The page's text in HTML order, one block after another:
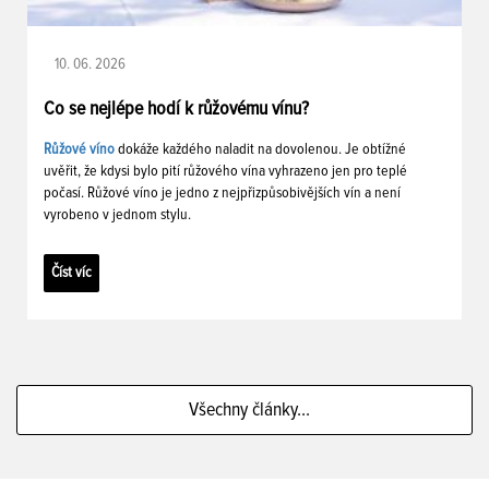
10. 06. 2026
Co se nejlépe hodí k růžovému vínu?
Růžové víno dokáže každého naladit na dovolenou. Je obtížné
uvěřit, že kdysi bylo pití růžového vína vyhrazeno jen pro teplé
počasí. Růžové víno je jedno z nejpřizpůsobivějších vín a není
vyrobeno v jednom stylu.
Číst víc
Všechny články...